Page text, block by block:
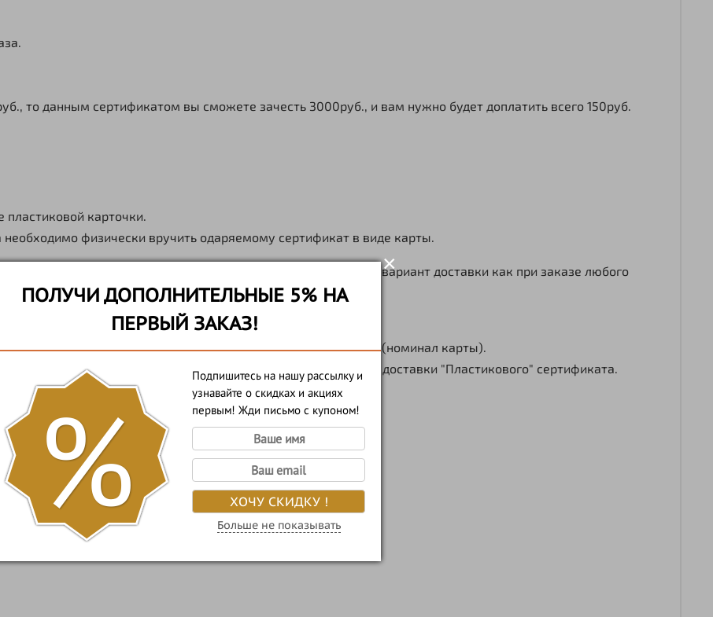
ПОЛУЧИ ДОПОЛНИТЕЛЬНЫЕ 5% НА
ПЕРВЫЙ ЗАКАЗ!
%
Подпишитесь на нашу рассылку и
узнавайте о скидках и акциях
первым! Жди письмо с купоном!
ХОЧУ СКИДКУ !
Больше не показывать
×
то данным сертификатом вы сможете зачесть 3000руб., и вам нужно будет доплатить всего 150руб.
пластиковой карточки.
физически вручить одаряемому сертификат в виде карты.
доставки в ваш город. При оформлении выбирайте удобный вариант доставки как при заказе любого
на эл.адрес картинки сертификата с уникальным кодом (номинал карты).
срочно решить вопрос с подарком и нет времени ожидать доставки "Пластикового" сертификата.
требуется, только стоимость номинала сертификата!
или "On-line");
"Пластик");
его:
line");